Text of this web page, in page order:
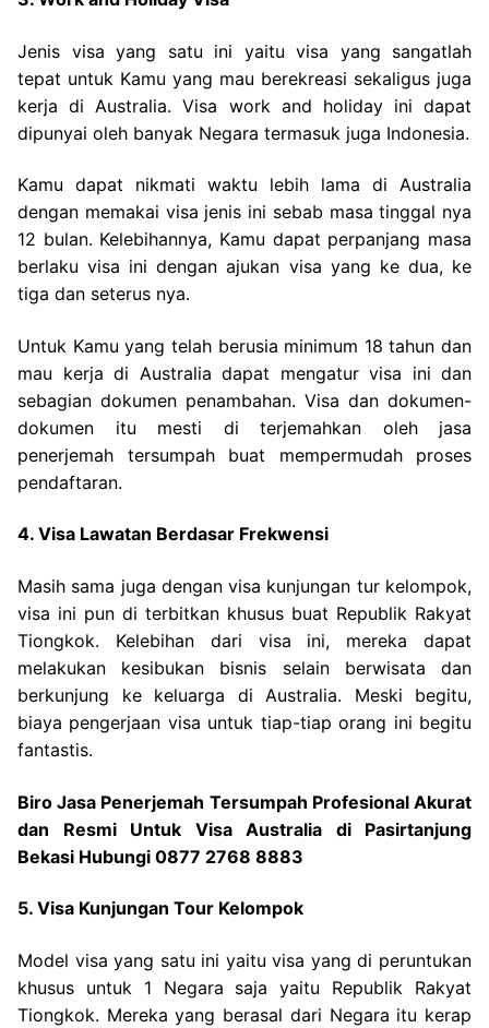
Jenis visa yang satu ini yaitu visa yang sangatlah
tepat untuk Kamu yang mau berekreasi sekaligus juga
kerja di Australia. Visa work and holiday ini dapat
dipunyai oleh banyak Negara termasuk juga Indonesia.
Kamu dapat nikmati waktu lebih lama di Australia
dengan memakai visa jenis ini sebab masa tinggal nya
12 bulan. Kelebihannya, Kamu dapat perpanjang masa
berlaku visa ini dengan ajukan visa yang ke dua, ke
tiga dan seterus nya.
Untuk Kamu yang telah berusia minimum 18 tahun dan
mau kerja di Australia dapat mengatur visa ini dan
sebagian dokumen penambahan. Visa dan dokumen-
dokumen itu mesti di terjemahkan oleh jasa
penerjemah tersumpah buat mempermudah proses
pendaftaran.
4. Visa Lawatan Berdasar Frekwensi
Masih sama juga dengan visa kunjungan tur kelompok,
visa ini pun di terbitkan khusus buat Republik Rakyat
Tiongkok. Kelebihan dari visa ini, mereka dapat
melakukan kesibukan bisnis selain berwisata dan
berkunjung ke keluarga di Australia. Meski begitu,
biaya pengerjaan visa untuk tiap-tiap orang ini begitu
fantastis.
Biro Jasa Penerjemah Tersumpah Profesional Akurat
dan Resmi Untuk Visa Australia di Pasirtanjung
Bekasi Hubungi 0877 2768 8883
5. Visa Kunjungan Tour Kelompok
Model visa yang satu ini yaitu visa yang di peruntukan
khusus untuk 1 Negara saja yaitu Republik Rakyat
Tiongkok. Mereka yang berasal dari Negara itu kerap